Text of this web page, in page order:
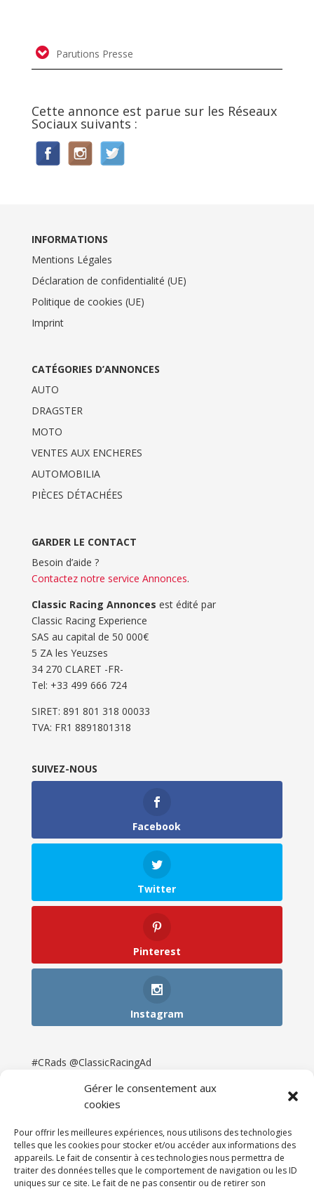
Gérer le consentement aux
cookies
Pour offrir les meilleures expériences, nous utilisons des technologies
telles que les cookies pour stocker et/ou accéder aux informations des
appareils. Le fait de consentir à ces technologies nous permettra de
traiter des données telles que le comportement de navigation ou les ID
uniques sur ce site. Le fait de ne pas consentir ou de retirer son
Parutions Presse
Cette annonce est parue sur les Réseaux
Sociaux suivants :
INFORMATIONS
Mentions Légales
Déclaration de confidentialité (UE)
Politique de cookies (UE)
Imprint
CATÉGORIES D’ANNONCES
AUTO
DRAGSTER
MOTO
VENTES AUX ENCHERES
AUTOMOBILIA
PIÈCES DÉTACHÉES
GARDER LE CONTACT
Besoin d’aide ?
Contactez notre service Annonces.
Classic Racing Annonces est édité par
Classic Racing Experience
SAS au capital de 50 000€
5 ZA les Yeuzses
34 270 CLARET -FR-
Tel: ‭+33 499 666 724‬
SIRET: 891 801 318 00033
TVA: FR1 8891801318
SUIVEZ-NOUS
Facebook
Twitter
Pinterest
Instagram
#CRads @ClassicRacingAd